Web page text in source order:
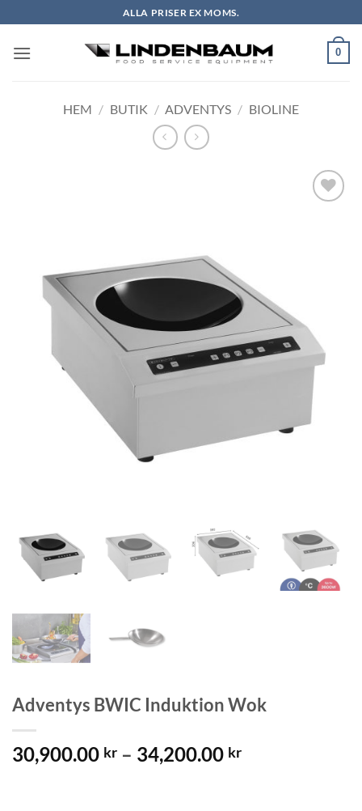
to
content
ALLA PRISER EX MOMS.
0
HEM / BUTIK / ADVENTYS / BIOLINE
Adventys BWIC Induktion Wok
30,900.00 kr – 34,200.00 krPrisintervall: